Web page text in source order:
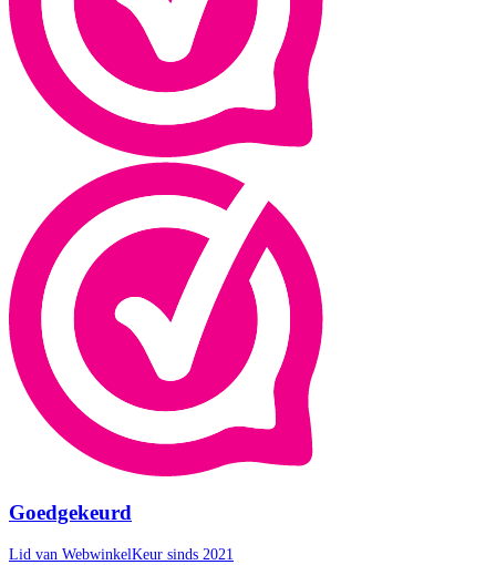
Goedgekeurd
Lid van WebwinkelKeur sinds 2021